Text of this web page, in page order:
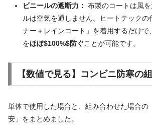
ビニールの遮断力： 布製のコートは風
ルは空気を通しません。ヒートテックの
ナー＋レインコート」を着用するだけで
をほぼ$100%$防ぐことが可能です。
【数値で見る】コンビニ防寒の
単体で使用した場合と、組み合わせた場合の
安」をまとめました。